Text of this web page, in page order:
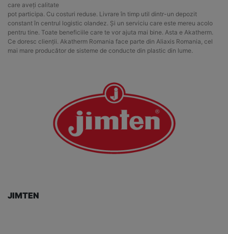
care aveți calitate
pot participa. Cu costuri reduse. Livrare în timp util dintr-un depozit
constant în centrul logistic olandez. Și un serviciu care este mereu acolo
pentru tine. Toate beneficiile care te vor ajuta mai bine. Asta e Akatherm.
Ce doresc clienții. Akatherm Romania face parte din Aliaxis Romania, cel
mai mare producător de sisteme de conducte din plastic din lume.
JIMTEN